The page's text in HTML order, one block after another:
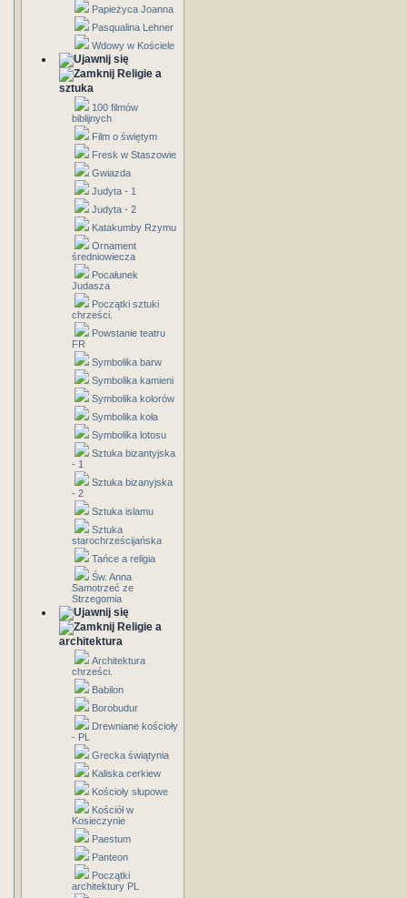
Papieżyca Joanna
Pasqualina Lehner
Wdowy w Kościele
Religie a
sztuka
100 filmów
biblijnych
Film o świętym
Fresk w Staszowie
Gwiazda
Judyta - 1
Judyta - 2
Katakumby Rzymu
Ornament
średniowiecza
Pocałunek
Judasza
Początki sztuki
chrześci.
Powstanie teatru
FR
Symbolika barw
Symbolika kamieni
Symbolika kolorów
Symbolika koła
Symbolika lotosu
Sztuka bizantyjska
- 1
Sztuka bizanyjska
- 2
Sztuka islamu
Sztuka
starochrześcijańska
Tańce a religia
Św. Anna
Samotrzeć ze
Strzegomia
Religie a
architektura
Architektura
chrześci.
Babilon
Borobudur
Drewniane kościoły
- PL
Grecka świątynia
Kaliska cerkiew
Kościoły słupowe
Kościół w
Kosieczynie
Paestum
Panteon
Początki
architektury PL